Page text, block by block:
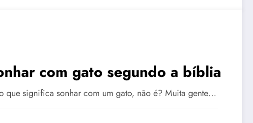
com gato segundo a bíblia
que significa sonhar com um gato, não é? Muita gente…